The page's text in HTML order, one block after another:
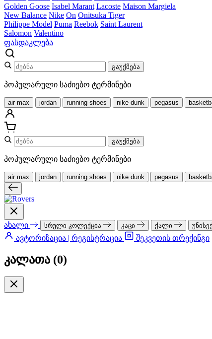
Golden Goose Isabel Marant Lacoste Maison Margiela
New Balance Nike On Onitsuka Tiger
Philippe Model Puma Reebok Saint Laurent
Salomon Valentino
ფასდაკლება
გაუქმება
პოპულარული საძიებო ტერმინები
air max jordan running shoes nike dunk pegasus
გაუქმება
პოპულარული საძიებო ტერმინები
air max jordan running shoes nike dunk pegasus
ახალი სრული კოლექცია კაცი ქალი
ავტორიზაცია | რეგისტრაცია
შეკვეთის თრექინგი
კალათა (0)